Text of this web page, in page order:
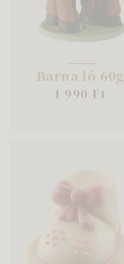
Barna ló 60g
1 990 Ft